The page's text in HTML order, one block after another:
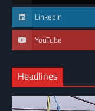
LinkedIn
YouTube
Headlines